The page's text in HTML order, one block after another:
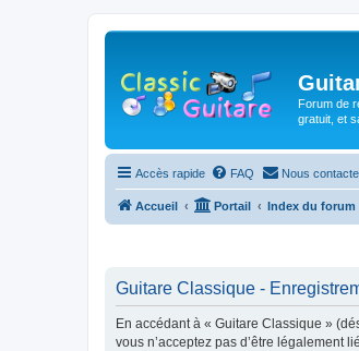
Forum de
gratuit, et
Accès rapide FAQ Nous
Accueil Portail Index du forum
Guitare Classique -
En accédant à « Guitare Classique »
vous n’acceptez pas d’être légalement